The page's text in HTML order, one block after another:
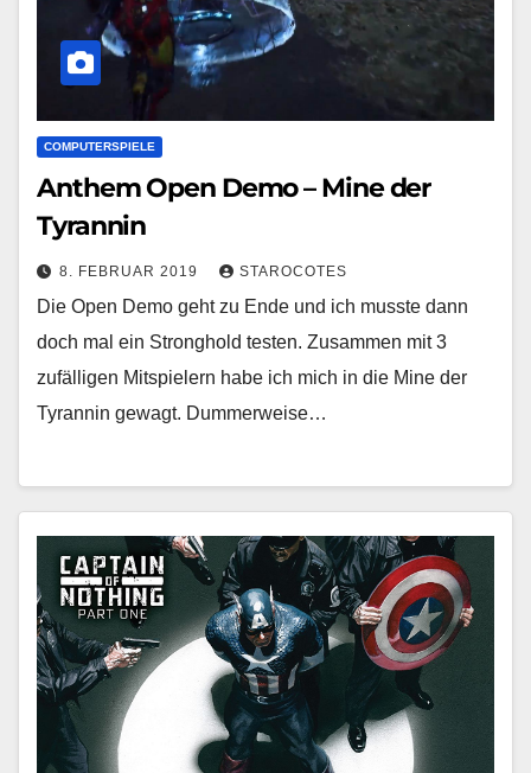
COMPUTERSPIELE
Anthem Open Demo – Mine der
Tyrannin
8. FEBRUAR 2019 STAROCOTES
Die Open Demo geht zu Ende und ich musste dann
doch mal ein Stronghold testen. Zusammen mit 3
zufälligen Mitspielern habe ich mich in die Mine der
Tyrannin gewagt. Dummerweise…